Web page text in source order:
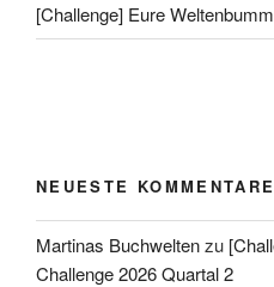
[Challenge] Eure
NEUESTE KOMMENTARE
Martinas Buchweltenzu
Challenge 2026 Quartal 2